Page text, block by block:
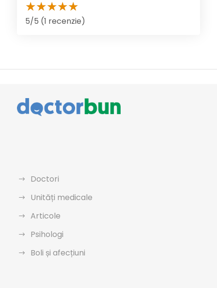
5/5 (1 recenzie)
Doctori
Unități medicale
Articole
Psihologi
Boli și afecțiuni